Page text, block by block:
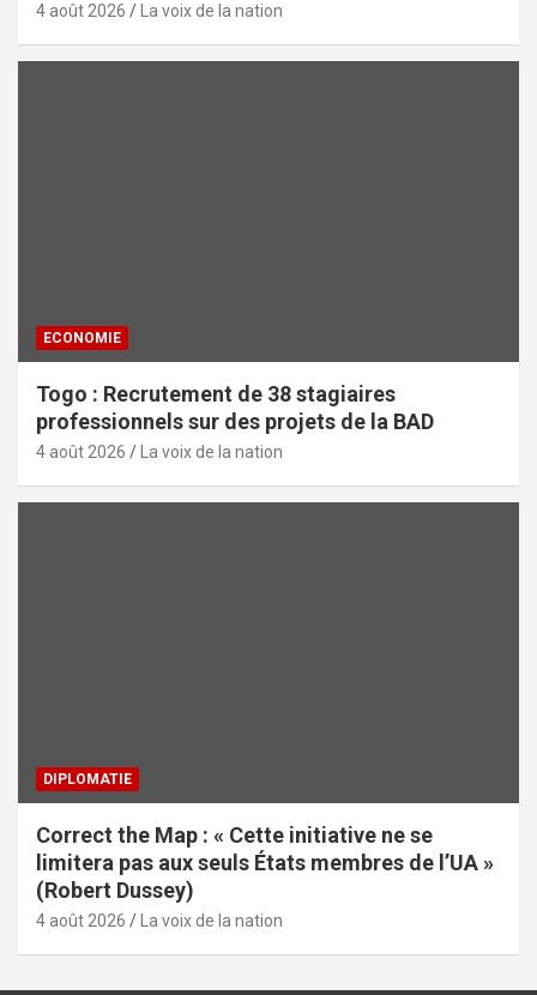
4 août 2026 La voix de la nation
ECONOMIE
Togo : Recrutement de 38 stagiaires
professionnels sur des projets de la BAD
4 août 2026 La voix de la nation
DIPLOMATIE
Correct the Map : « Cette initiative ne se
limitera pas aux seuls États membres de l’UA »
(Robert Dussey)
4 août 2026 La voix de la nation